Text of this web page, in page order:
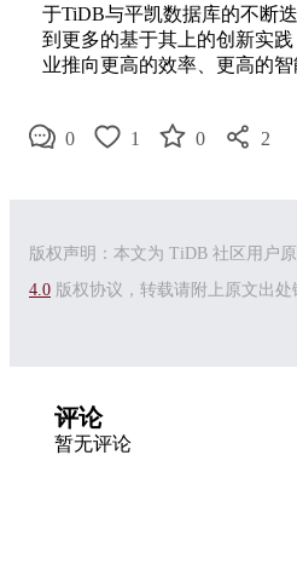
于TiDB与平凯数据库的不断
到更多的基于其上的创新实
业推向更高的效率、更高的智
0 1 0 2
版权声明：本文为 TiDB 社区用户
4.0 版权协议，转载请附上原文出处
评论
暂无评论